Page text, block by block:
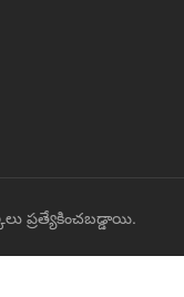
ప్రత్యేకించబడ్డాయి.